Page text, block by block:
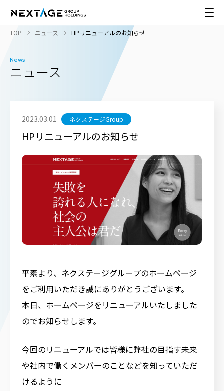
TOP ニュース HPリニューアルのお知らせ
News
ニュース
HPリニューアルのお知らせ
2023.03.01 ネクステージGroup
平素より、ネクステージグループのホームページ
をご利用いただき誠にありがとうございます。
本日、ホームページをリニューアルいたしました
のでお知らせします。
今回のリニューアルでは皆様に弊社の目指す未来
や社内で働くメンバーのことなどを知っていただ
けるように